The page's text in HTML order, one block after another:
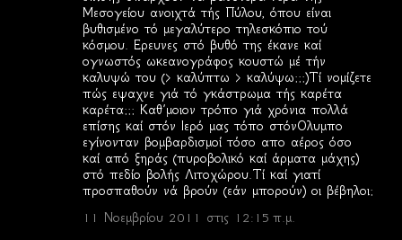
Μεσογείου ανοιχτά τής Πύλου, όπου είναι
βυθισμένο τό μεγαλύτερο τηλεσκόπιο τού
κόσμου. Ερευνες στό βυθό της έκανε καί
ογνωστός ωκεανογράφος κουστώ μέ τήν
καλυψώ του (> καλύπτω > καλύψω;;;)Τί νομίζετε
πώς εψαχνε γιά τό γκάστρωμα τής καρέτα
καρέτα;;; Καθ΄μοιον τρόπο γιά χρόνια πολλά
επίσης καί στόν Ιερό μας τόπο στόνΟλυμπο
εγίνονταν βομβαρδισμοί τόσο απο αέρος όσο
καί από ξηράς (πυροβολικό καί άρματα μάχης)
στό πεδίο βολής Λιτοχώρου.Τί καί γιατί
προσπαθούν νά βρούν (εάν μπορούν) οι βέβηλοι;
11 Νοεμβρίου 2011 στις 12:15 π.μ.